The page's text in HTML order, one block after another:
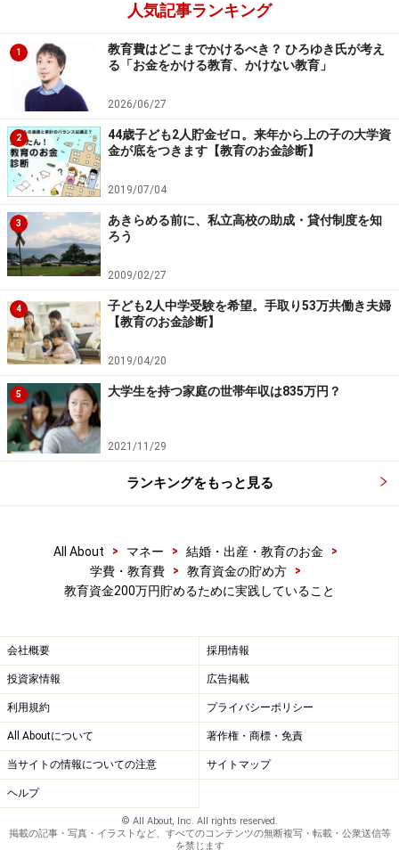
人気記事ランキング
1
教育費はどこまでかけるべき？ ひろゆき氏が考え
る「お金をかける教育、かけない教育」
2026/06/27
2
44歳子ども2人貯金ゼロ。来年から上の子の大学資
金が底をつきます【教育のお金診断】
2019/07/04
3
あきらめる前に、私立高校の助成・貸付制度を知
ろう
2009/02/27
4
子ども2人中学受験を希望。手取り53万共働き夫婦
【教育のお金診断】
2019/04/20
5 大学生を持つ家庭の世帯年収は835万円？
2021/11/29
ランキングをもっと見る
All About > マネー > 結婚・出産・教育のお金
>
学費・教育費
> 教育資金の貯め方
>
教育資金200万円貯めるために実践していること
会社概要 採用情報
投資家情報 広告掲載
利用規約 プライバシーポリシー
All Aboutについて 著作権・商標・免責
当サイトの情報についての注意 サイトマップ
ヘルプ
© All About, Inc. All rights reserved.
掲載の記事・写真・イラストなど、すべてのコンテンツの無断複写・転載・公衆送信等
を禁じます